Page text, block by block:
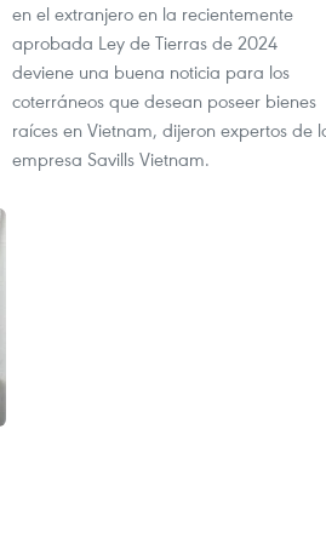
en el extranjero en la recientemente
aprobada Ley de Tierras de 2024
deviene una buena noticia para los
coterráneos que desean poseer bienes
raíces en Vietnam, dijeron expertos de
empresa Savills Vietnam.